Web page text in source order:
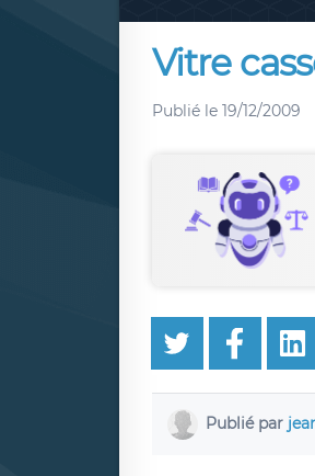
Vitre
Publié le 19/12/2009
Publié par